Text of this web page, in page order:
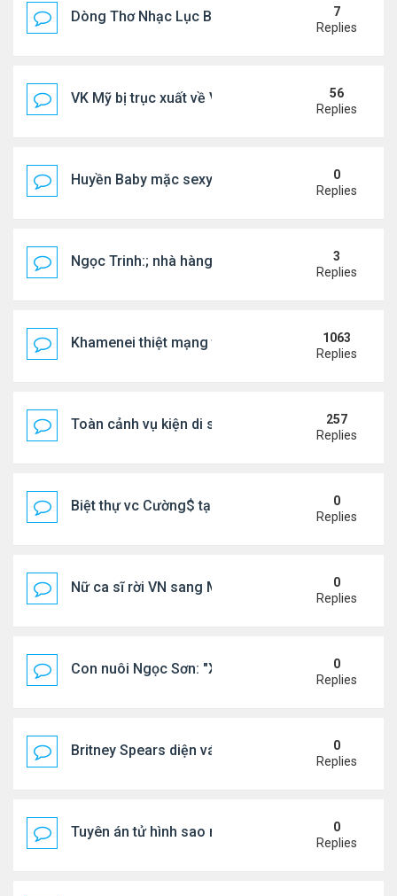
Dòng Thơ Nhạc Lục Bát Trích Đoạn - Gõ Google:
7
Replies
VK Mỹ bị trục xuất về VN sống ra sao
56
Replies
Huyền Baby mặc sexy dạo phố Mỹ
0
Replies
Ngọc Trinh:; nhà hàng đóng cửa, tình duyên lận
3
Replies
Khamenei thiệt mạng trong cuộc tấn công phối
1063
Replies
Toàn cảnh vụ kiện di sản CNS VŨ LINH
257
Replies
Biệt thự vc Cường$ tại Lạng Sơn
0
Replies
Nữ ca sĩ rời VN sang Mỹ nói thẳng: "Tôi thấy
0
Replies
Con nuôi Ngọc Sơn: "Xã hội này cần những bài
0
Replies
Britney Spears diện váy xuyên thấu ra phố
0
Replies
Tuyên án tử hình sao nữ nổi tiếng
0
Replies